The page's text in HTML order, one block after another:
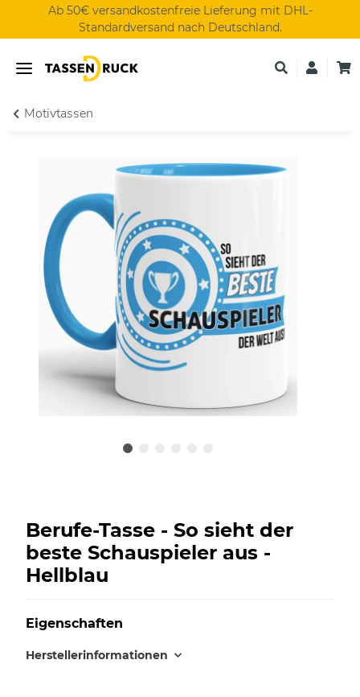
Ab 50€ versandkostenfreie Lieferung mit DHL-
Standardversand nach Deutschland.
Motivtassen
Berufe-Tasse - So sieht der
beste Schauspieler aus -
Hellblau
Eigenschaften
Herstellerinformationen